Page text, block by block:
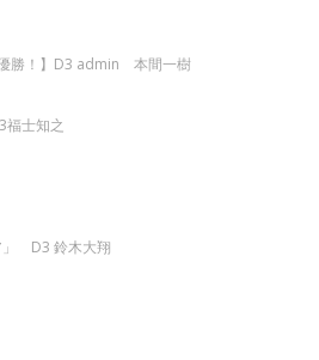
優勝！】D3 admin 本間一樹
福士知之
」 D3 鈴木大翔